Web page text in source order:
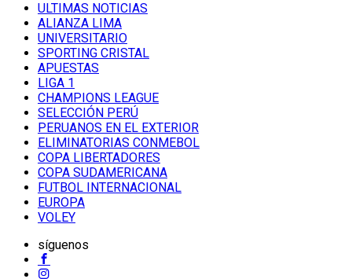
ULTIMAS NOTICIAS
ALIANZA LIMA
UNIVERSITARIO
SPORTING CRISTAL
APUESTAS
LIGA 1
CHAMPIONS LEAGUE
SELECCIÓN PERÚ
PERUANOS EN EL EXTERIOR
ELIMINATORIAS CONMEBOL
COPA LIBERTADORES
COPA SUDAMERICANA
FUTBOL INTERNACIONAL
EUROPA
VOLEY
síguenos